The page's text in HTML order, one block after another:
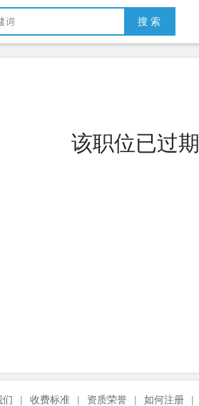
搜 索
该职位已过期
们 | 收费标准 | 资质荣誉 | 如何注册 |